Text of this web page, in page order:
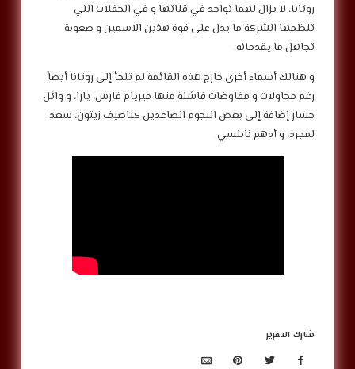
روتانا، لا يزال لهما تواجد في قناتها و في الحفلات التي
تنظمها الشركة ما يدل على قوة هذين الاسمين و صعوبة
تجاهل ما يقدمانه.
و هنالك أسماء أخرى خارج هذه القائمة لم تلجأ إلى روتانا أيضاً
رغم محاولات و مفاوضات فاشلة منها ميريام فارس، يارا، و وائل
جسار إضافة إلى بعض النجوم الصاعدين كناصيف زيتون، سعد
لمجرد، و أدهم نابلسي.
شارك التقرير